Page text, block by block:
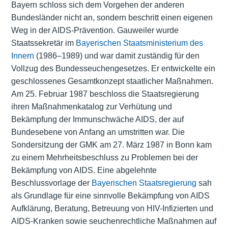
Bayern schloss sich dem Vorgehen der anderen
Bundesländer nicht an, sondern beschritt einen eigenen
Weg in der AIDS-Prävention. Gauweiler wurde
Staatssekretär im Bayerischen Staatsministerium des
Innern (1986–1989) und war damit zuständig für den
Vollzug des Bundesseuchengesetzes. Er entwickelte ein
geschlossenes Gesamtkonzept staatlicher Maßnahmen.
Am 25. Februar 1987 beschloss die Staatsregierung
ihren Maßnahmenkatalog zur Verhütung und
Bekämpfung der Immunschwäche AIDS, der auf
Bundesebene von Anfang an umstritten war. Die
Sondersitzung der GMK am 27. März 1987 in Bonn kam
zu einem Mehrheitsbeschluss zu Problemen bei der
Bekämpfung von AIDS. Eine abgelehnte
Beschlussvorlage der Bayerischen Staatsregierung sah
als Grundlage für eine sinnvolle Bekämpfung von AIDS
Aufklärung, Beratung, Betreuung von HIV-Infizierten und
AIDS-Kranken sowie seuchenrechtliche Maßnahmen auf